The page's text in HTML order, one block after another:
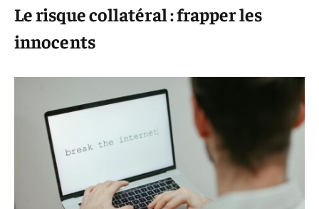
Le risque collatéral : frapper les
innocents